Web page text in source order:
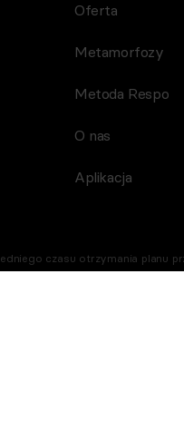
Oferta
Metamorfozy
Metoda Respo
O nas
Aplikacja
czasu otrzymania planu
szczegóły w regulaminie.